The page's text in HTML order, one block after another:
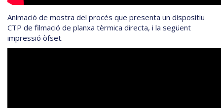
Animació de mostra del procés que presenta un dispositiu
CTP de filmació de planxa tèrmica directa, i la següent
impressió òfset.